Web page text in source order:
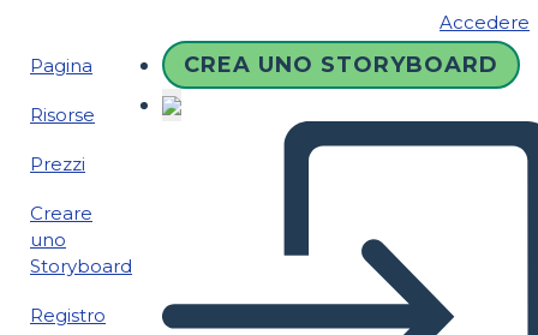
Accedere
Pagina
Risorse
Prezzi
Creare
uno
Storyboard
Registro
CREA UNO STORYBOARD